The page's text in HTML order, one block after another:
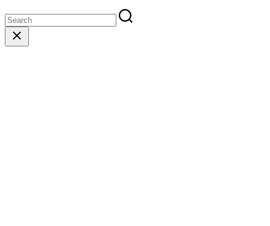
Close
search